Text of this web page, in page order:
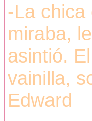
-La chica
miraba,
asintió.
vainilla,
Edward